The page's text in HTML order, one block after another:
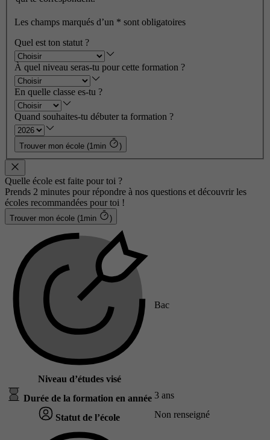
Les champs marqués d’un * sont obligatoires
Quel est ton statut ?
À quel niveau seras-tu pour cette formation ?
En quelle classe es-tu ?
Quand souhaites-tu débuter ta formation ?
Trouver mon école (1min )
Quelle école est faite pour toi ?
Prends 2 minutes pour répondre à nos questions et découvrir les
écoles recommandées pour toi !
Trouver mon école (1min )
Niveau d’études visé
Bac
Durée de la formation en année 3 ans
Statut de l’école Non renseigné